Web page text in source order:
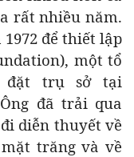
rất nhiều năm.
để thiết lập
một tổ
đặt trụ sở tại
đã trải qua
diễn thuyết về
trăng và về